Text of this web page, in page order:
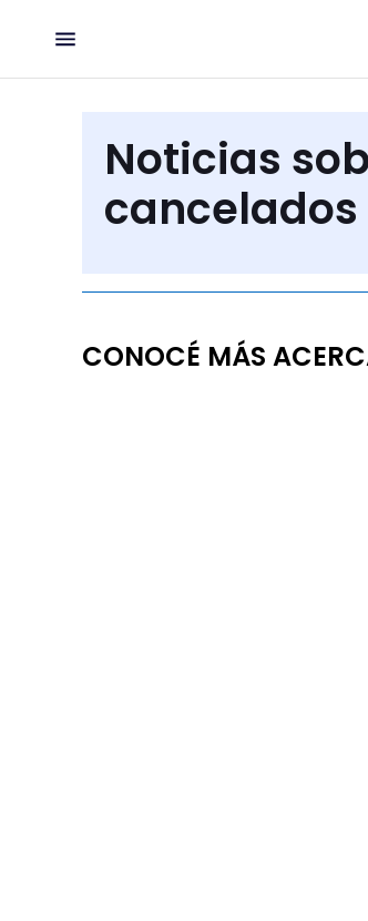
Noticias
cancelados
CONOCÉ MÁS